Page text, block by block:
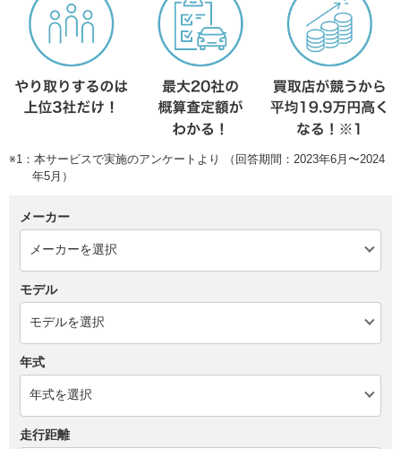
※1：本サービスで実施のアンケートより （回答期間：2023年6月〜2024
年5月）
メーカー
モデル
年式
走行距離